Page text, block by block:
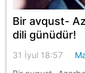
Bir avqust-
dili günüdür!
31 İyul 18:57